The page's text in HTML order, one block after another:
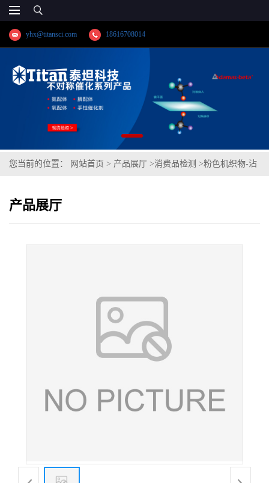
yhx@titansci.com 18616708014
您当前的位置： 网站首页 > 产品展厅 >消费品检测 >粉色机织物-沾
产品展厅